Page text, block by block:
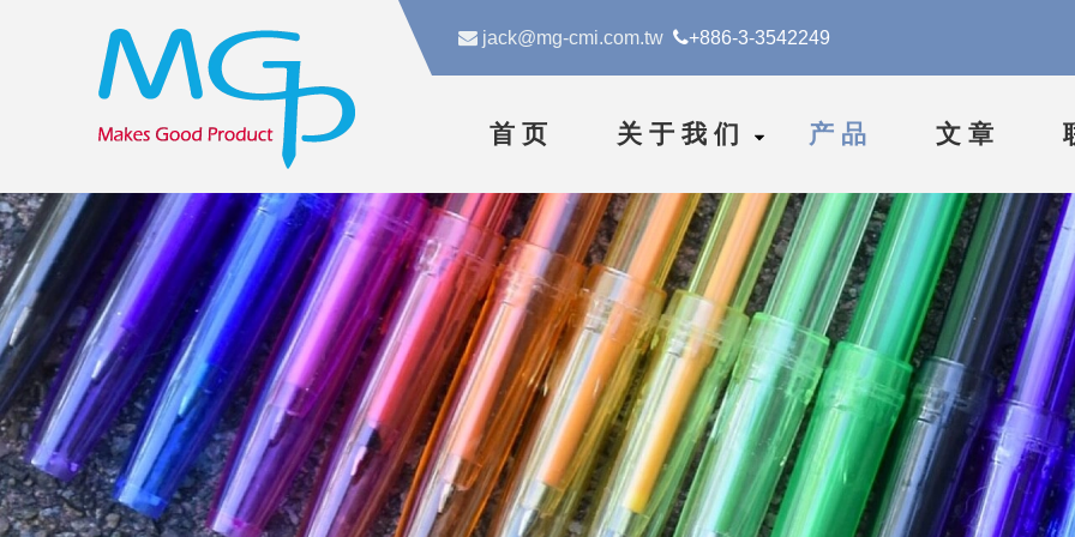
 jack@mg-cmi.com.tw +886-3-3542249
首页 关于我们 产品 文章